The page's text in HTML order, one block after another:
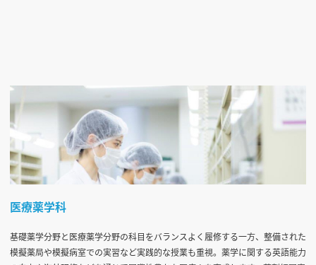
医療薬学科
基礎薬学分野と医療薬学分野の科目をバランスよく履修する一方、整備された
模擬薬局や模擬病室での実習など実践的な授業も重視。薬学に関する英語能力